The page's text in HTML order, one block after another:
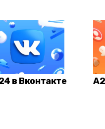
в Вконтакте